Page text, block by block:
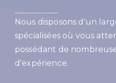
Nous disposons d'un
spécialisées où vous
possédant de
d'expérience.